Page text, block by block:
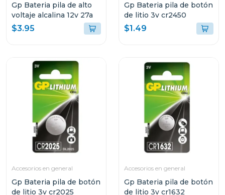
Gp Bateria pila de alto
voltaje alcalina 12v 27a
$3.95
Gp Bateria pila de botón
de litio 3v cr2450
$1.49
Accesorios en general
Gp Bateria pila de botón
de litio 3v cr2025
Accesorios en general
Gp Bateria pila de botón
de litio 3v cr1632